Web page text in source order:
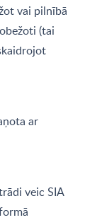
vai pilnībā
(tai
ar
veic SIA